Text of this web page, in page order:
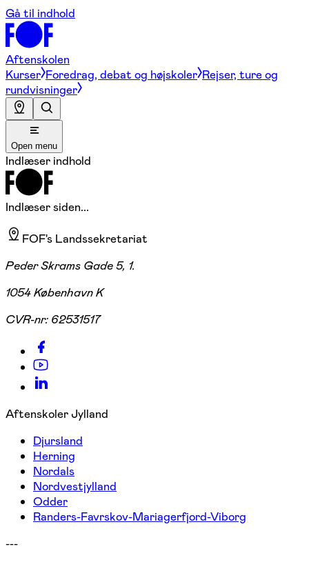
Gå til indhold
Aftenskolen
Kurser Foredrag, debat og højskoler Rejser, ture og
rundvisninger
Open menu
Indlæser indhold
Indlæser siden...
FOF's Landssekretariat
Peder Skrams Gade 5, 1.
1054 København K
CVR-nr: 62531517
Aftenskoler Jylland
Djursland
Herning
Nordals
Nordvestjylland
Odder
Randers-Favrskov-Mariagerfjord-Viborg
---